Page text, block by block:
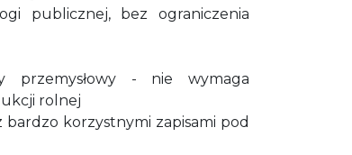
publicznej, bez ograniczenia
- nie wymaga
rolnej
korzystnymi zapisami pod